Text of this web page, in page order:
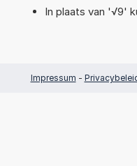
In plaats van '√9'
Impressum -